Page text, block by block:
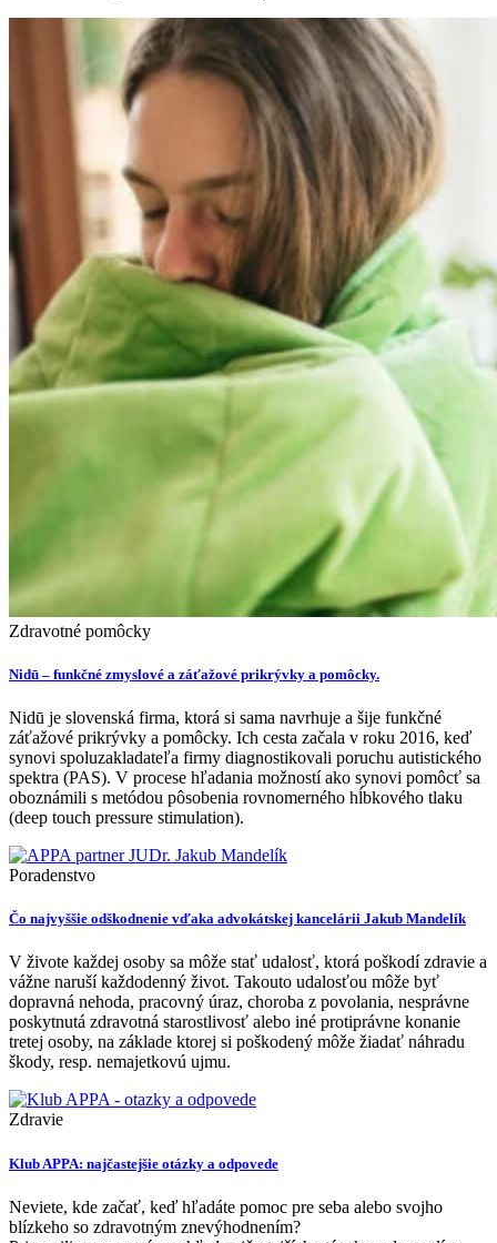
Zdravotné pomôcky
Nidū – funkčné zmyslové a záťažové prikrývky a pomôcky.
Nidū je slovenská firma, ktorá si sama navrhuje a šije funkčné
záťažové prikrývky a pomôcky. Ich cesta začala v roku 2016, keď
synovi spoluzakladateľa firmy diagnostikovali poruchu autistického
spektra (PAS). V procese hľadania možností ako synovi pomôcť sa
oboznámili s metódou pôsobenia rovnomerného hĺbkového tlaku
(deep touch pressure stimulation).
Poradenstvo
Čo najvyššie odškodnenie vďaka advokátskej kancelárii Jakub Mandelík
V živote každej osoby sa môže stať udalosť, ktorá poškodí zdravie a
vážne naruší každodenný život. Takouto udalosťou môže byť
dopravná nehoda, pracovný úraz, choroba z povolania, nesprávne
poskytnutá zdravotná starostlivosť alebo iné protiprávne konanie
tretej osoby, na základe ktorej si poškodený môže žiadať náhradu
škody, resp. nemajetkovú ujmu.
Zdravie
Klub APPA: najčastejšie otázky a odpovede
Neviete, kde začať, keď hľadáte pomoc pre seba alebo svojho
blízkeho so zdravotným znevýhodnením?